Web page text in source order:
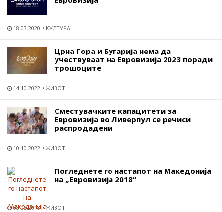
18.03.2020 КУЛТУРА
Црна Гора и Бугарија нема да
учествуваат на Евровизија 2023 поради
трошоците
14.10.2022 ЖИВОТ
Сместувачките капацитети за
Евровизија во Ливерпул се речиси
распродадени
10.10.2022 ЖИВОТ
Погледнете го настапот на Македонија
на „Евровизија 2018“
08.05.2018 ЖИВОТ